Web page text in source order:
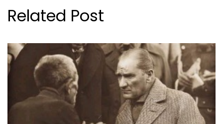
Related Post